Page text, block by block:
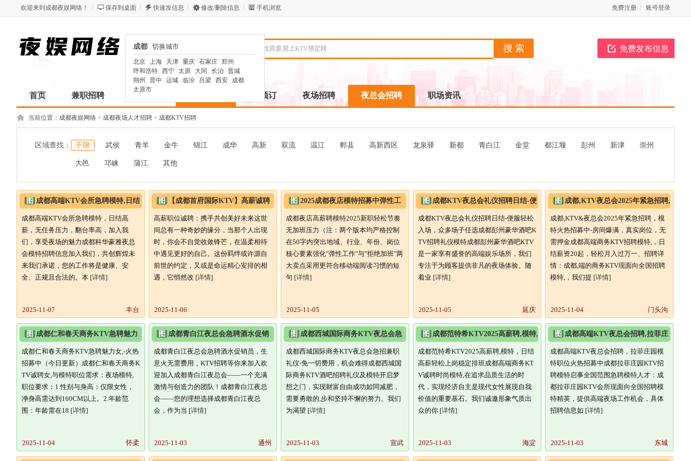
欢迎来到成都夜娱网络！ 保存到桌面 快速发信息 修改/删除信息 手机浏览 账号登录
免费注册
成都
切换城市
成都 切换城市
北京 上海 天津 重庆 石家庄 郑州
呼和浩特 西宁 太原 大同 长治 晋城
朔州
晋中 运城 临汾 吕梁 西安
成都
太原市
免费发布信息
首页 兼职招聘 模特礼仪 ktv预订 夜场招聘 夜总会招聘 职场资讯
当前位置： 成都夜娱网络 > 成都夜场人才招聘 > 成都KTV招聘
区域查找： 不限 武侯 青羊 金牛 锦江 成华 高新 双流 温江 郫县 高新西区 龙泉驿 新都 青白江 金堂 都江堰 彭州 新津 崇州
大邑 邛崃 蒲江 其他
图 成都高端KTV会所急聘模特,日结
高薪,无任务压力,翻台率高,
成都高端KTV会所急聘模特，日结高
薪，无任务压力，翻台率高，加入我
们，享受夜场的魅力成都科华豪雅夜总
会模特招聘信息加入我们，共创辉煌未
来我们承诺，您的工作将是健康、安
全、正规且合法的。本 [详情]
2025-11-07 丰台
图
【成都首府国际KTV】高薪诚聘
酒水促销精英,待遇优厚
高薪职位诚聘：携手共创美好未来这世
间总有一种奇妙的缘分，当那个人出现
时，你会不自觉收敛锋芒，在温柔相待
中遇见更好的自己。这份羁绊或许源自
前世的约定，又或是命运精心安排的相
遇，它悄然改 [详情]
2025-11-06
图 2025成都夜店模特招募中弹性工
作制告别加班烦恼
成都夜店高薪聘模特2025新职轻松节奏
无加班压力（注：两个版本均严格控制
在50字内突出地域、行业、年份、岗位
核心要素强化"弹性工作"与"拒绝加班"两
大卖点采用更符合移动端阅读习惯的短
句 [详情]
2025-11-05
图 成都KTV夜总会礼仪招聘日结-便
服轻松入场,众多场子任选
成都KTV夜总会礼仪招聘日结-便服轻松
入场，众多场子任选成都彭州豪华酒吧K
TV招聘礼仪模特成都彭州豪华酒吧KTV
是一家享有盛誉的高端娱乐场所，我们
专注于为顾客提供非凡的夜场体验。随
着业 [详情]
2025-11-05 延庆
图 成都,KTV夜总会2025年紧急招聘,
模特火热
成都,KTV&夜总会2025年紧急招聘，模
特火热招募中-房间爆满，真实岗位，无
需押金成都高端商务KTV招聘模特,，日
结薪资20起，轻松月入过万一、招聘详
情：成都,端的商务KTV现面向全国招聘
模特,，我们提 [详情]
2025-11-04 门头沟
图 成都仁和春天商务KTV急聘魅力
女-火热招募中（今日更新
成都仁和春天商务KTV急聘魅力女,-火热
招募中（今日更新）成都仁和春天商务K
TV诚聘女,与模特职位需求：夜场模特,
职位要求：1.性别与身高：仅限女性，
净身高需达到160CM以上。2.年龄范
围：年龄需在18 [详情]
2025-11-04 怀柔
图 成都青白江夜总会急聘酒水促销
员,生意火无需费用,KTV招聘
成都青白江夜总会急聘酒水促销员，生
意火无需费用，KTV招聘等你来加入欢
迎加入成都青白江夜总会——一个充满
激情与创造力的团队！成都青白江夜总
会——您的理想选择成都青白江夜总
会，作为当 [详情]
2025-11-03 通州
图 成都西城国际商务KTV夜总会急
招兼职礼仪-免一切费用,机
成都西城国际商务KTV夜总会急招兼职
礼仪-免一切费用，机会难得成都西城国
际商务KTV酒吧招聘礼仪及模特开启梦
想之门，实现财富自由成功如同减肥，
需要勇敢的,步和坚持不懈的努力。我们
为渴望 [详情]
2025-11-03 宣武
图 成都范特希KTV2025高薪聘,模特,
日结高薪/轻松上岗
成都范特希KTV2025高薪聘,模特，日结
高薪轻松上岗稳定排班成都高端商务KT
V诚聘时尚模特,在追求品质生活的时
代，实现经济自主是现代女性展现自我
价值的重要基石。我们诚邀形象气质出
众的你 [详情]
2025-11-03 海淀
图 成都高端KTV夜总会招聘,拉菲庄
园模特职位火热招募中
成都高端KTV夜总会招聘，拉菲庄园模
特职位火热招募中成都拉菲庄园KTV招
聘模特启事全国范围急聘模特人才：成
都拉菲庄园KTV会所现面向全国招聘模
特精英，提供高端夜场工作机会，具体
招聘信息如 [详情]
2025-11-03 东城